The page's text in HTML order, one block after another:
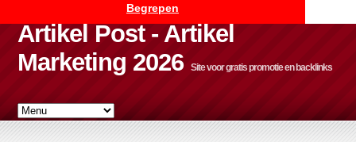
Begrepen
Artikel Post - Artikel
Marketing 2026
Site voor gratis promotie en backlinks